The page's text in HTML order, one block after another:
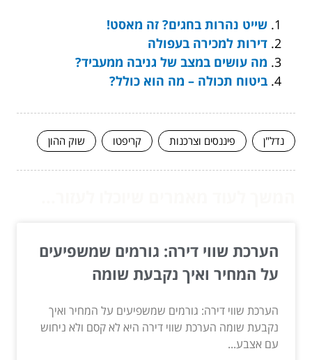
שייט נהרות בחגים? זה מאסט!
דירות למכירה בעפולה
מה עושים במצב של גניבה ממעביד?
ביטוח תכולה – מה הוא כולל?
נדל"ן פיננסים וצרכנות קריפטו שוק ההון
הערכת שווי דירה: גורמים שמשפיעים
על המחיר ואיך נקבעת שומה
הערכת שווי דירה: גורמים שמשפיעים על המחיר ואיך
נקבעת שומה הערכת שווי דירה היא לא קסם ולא ניחוש
עם אצבע...